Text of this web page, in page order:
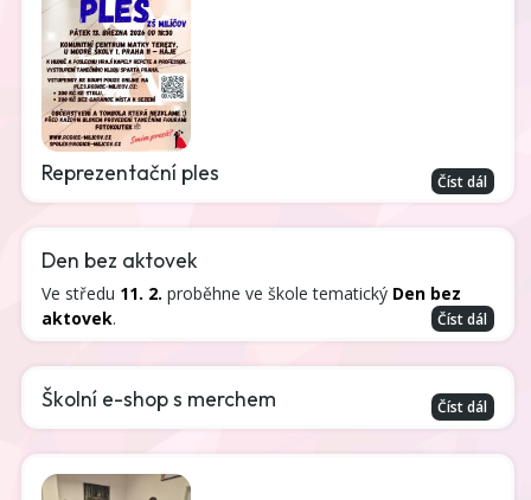
Reprezentační ples Číst dál
Den bez aktovek
Ve středu 11. 2. proběhne ve škole tematický Den bez
aktovek. Číst dál
Školní e-shop s merchem Číst dál